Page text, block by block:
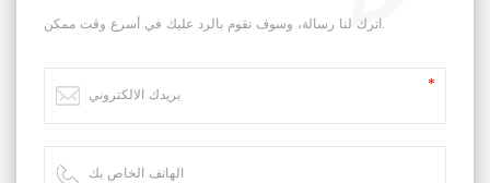
اترك لنا رسالة، وسوف نقوم بالرد عليك في أسرع وقت ممكن.